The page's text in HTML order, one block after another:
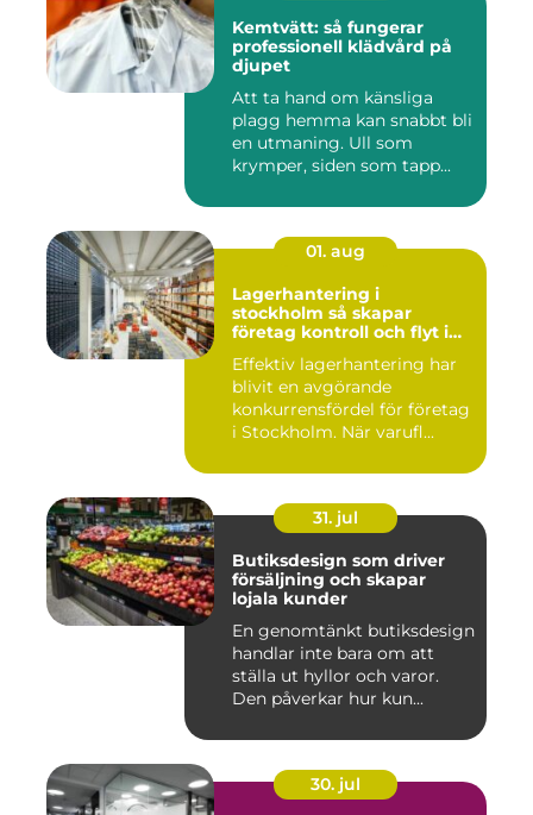
Kemtvätt: så fungerar
professionell klädvård på
djupet
Att ta hand om känsliga
plagg hemma kan snabbt bli
en utmaning. Ull som
krymper, siden som tapp...
01. aug
Lagerhantering i
stockholm så skapar
företag kontroll och flyt i
Effektiv lagerhantering har
blivit en avgörande
konkurrensfördel för företag
i Stockholm. När varufl...
31. jul
Butiksdesign som driver
försäljning och skapar
lojala kunder
En genomtänkt butiksdesign
handlar inte bara om att
ställa ut hyllor och varor.
Den påverkar hur kun...
30. jul